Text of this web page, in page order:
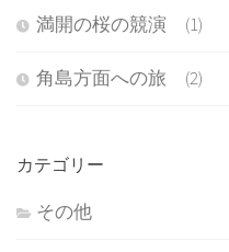
満開の桜の競演 (1)
角島方面への旅 (2)
カテゴリー
その他